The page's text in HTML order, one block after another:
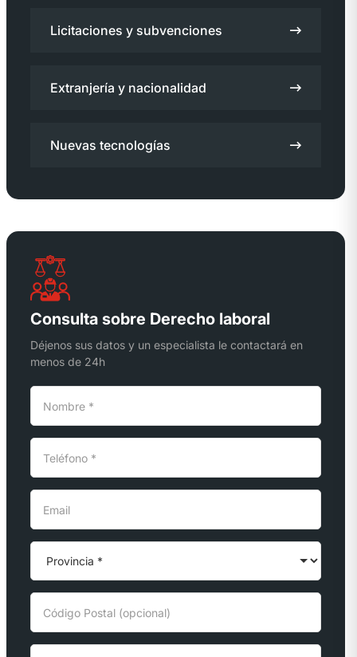
Licitaciones y subvenciones
Extranjería y nacionalidad
Nuevas tecnologías
Consulta sobre Derecho laboral
Déjenos sus datos y un especialista le contactará en
menos de 24h